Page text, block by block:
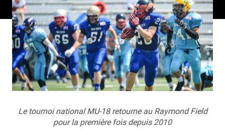
Le tournoi national MU-18 retourne au Raymond Field
pour la première fois depuis 2010